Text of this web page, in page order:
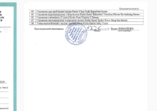
(зокрема Cutibacterium
проте, на відміну від традиційних
(наприклад, бензоїл
не подразнює і не
HOCl підтримує природну
її від забруднень і
запальні елементи і
Гамамеліс/відьмине
Virginiana Water) у
активів сироваток і кремів.
стабільнішим — за рахунок
і освіжаючого ефекту.
від вільних радикалів
trav'яних екстрактів. Засіб не
і не замінює
акне або інших станів шкіри —
спрею полягає у
догляді з антимікробним
з педіатром
для людей з тенденцією до
стану шкіри — балансуюча і
вигляд. Підходить для
міському
кліматі — спрей очищує
Корисний як експрес-
макіяжу — спрей можна
для освіження.
4 — у подорожах і літаках: у
рециркулюється, розпилюй спрей
і антимікробного захисту
метро, інших громадських
на запальні елементи:
локально на проблемні
антибактеріальної дії.
розпилюй спрей з
щоб отримати рівномірний